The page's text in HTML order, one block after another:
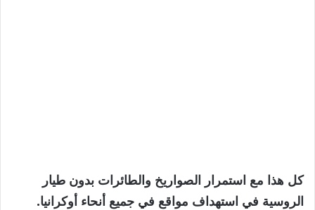
كل هذا مع استمرار الصواريخ والطائرات بدون طيار
الروسية في استهداف مواقع في جميع أنحاء أوكرانيا.